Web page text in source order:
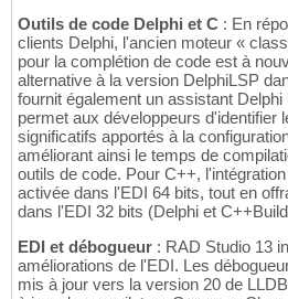
Outils de code Delphi et C : En
clients Delphi, l'ancien moteur «
pour la complétion de code est à
alternative à la version DelphiLSP
fournit également un assistant
permet aux développeurs d'identifier
significatifs apportés à la
améliorant ainsi le temps de
outils de code. Pour C++,
activée dans l'EDI 64 bits, tout en
dans l'EDI 32 bits (Delphi et
EDI et débogueur : RAD Studio 13
améliorations de l'EDI. Les
mis à jour vers la version 20 de